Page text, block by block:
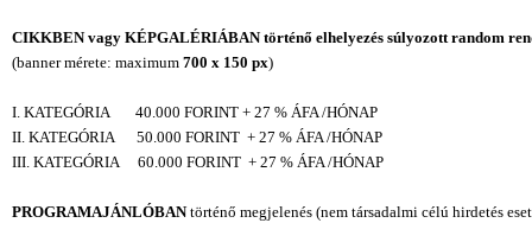
CIKKBEN vagy KÉPGALÉRIÁBAN történő elhelyezés súlyozott random
(banner mérete: maximum 700 x 150 px)
I. KATEGÓRIA 40.000 FORINT + 27 % ÁFA /HÓNAP
II. KATEGÓRIA 50.000 FORINT + 27 % ÁFA /HÓNAP
III. KATEGÓRIA 60.000 FORINT + 27 % ÁFA /HÓNAP
PROGRAMAJÁNLÓBANtörténő megjelenés (nem társadalmi célú hirdetés